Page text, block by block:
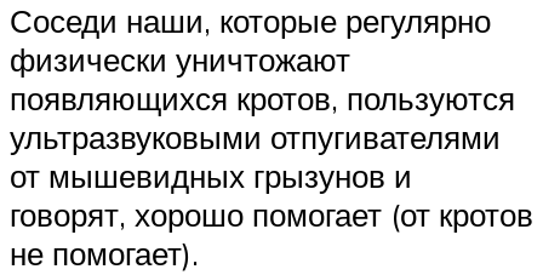
Соседи наши, которые регулярно
физически уничтожают
появляющихся кротов, пользуются
ультразвуковыми отпугивателями
от мышевидных грызунов и
говорят, хорошо помогает (от кротов
не помогает).